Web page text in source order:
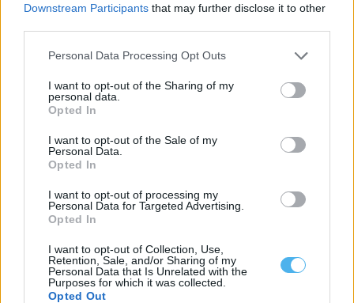
Downstream Participants that may further disclose it to other
Personal Data Processing Opt Outs
I want to opt-out of the Sharing of my
personal data.
Opted In
I want to opt-out of the Sale of my
Personal Data.
Opted In
I want to opt-out of processing my
Personal Data for Targeted Advertising.
Opted In
I want to opt-out of Collection, Use,
Retention, Sale, and/or Sharing of my
Personal Data that Is Unrelated with the
Purposes for which it was collected.
Opted Out
Colômbia e Argentina
O XXVIII Festival Internacional de Folclore prossegue este sábado,
8 de agosto, em Portel,...